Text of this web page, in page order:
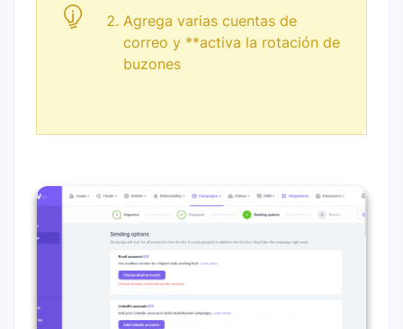
Agrega varias cuentas de
correo y **activa la rotación de
buzones